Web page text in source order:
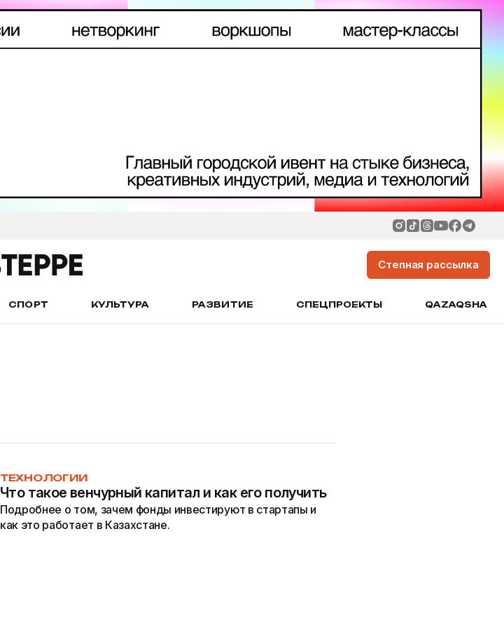
Степная рассылка
СПОРТ КУЛЬТУРА РАЗВИТИЕ СПЕЦПРОЕКТЫ QAZAQSHA
ТЕХНОЛОГИИ
Что такое венчурный капитал и как его получить
Подробнее о том, зачем фонды инвестируют в стартапы и
как это работает в Казахстане.